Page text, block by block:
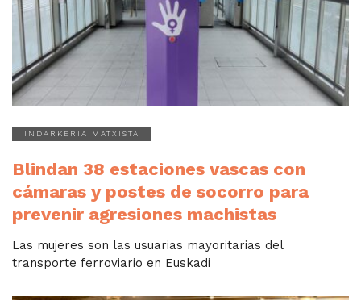
INDARKERIA MATXISTA
Blindan 38 estaciones vascas con
cámaras y postes de socorro para
prevenir agresiones machistas
Las mujeres son las usuarias mayoritarias del
transporte ferroviario en Euskadi